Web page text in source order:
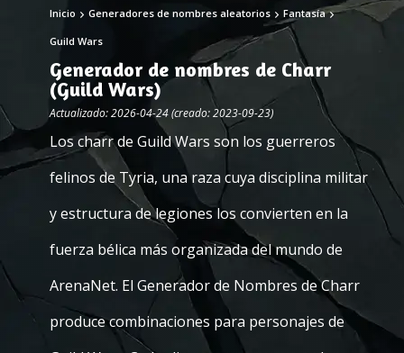
Inicio Generadores de nombres aleatorios Fantasía
Guild Wars
Generador de nombres de Charr
(Guild Wars)
Actualizado: 2026-04-24 (creado: 2023-09-23)
Los charr de Guild Wars son los guerreros
felinos de Tyria, una raza cuya disciplina militar
y estructura de legiones los convierten en la
fuerza bélica más organizada del mundo de
ArenaNet. El Generador de Nombres de Charr
produce combinaciones para personajes de